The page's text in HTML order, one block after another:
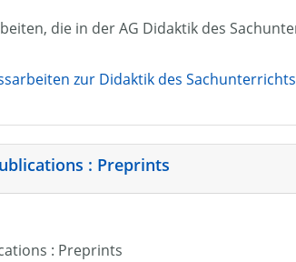
die in der AG Didaktik des
zur Didaktik des Sachunterrichts
: Preprints
: Preprints